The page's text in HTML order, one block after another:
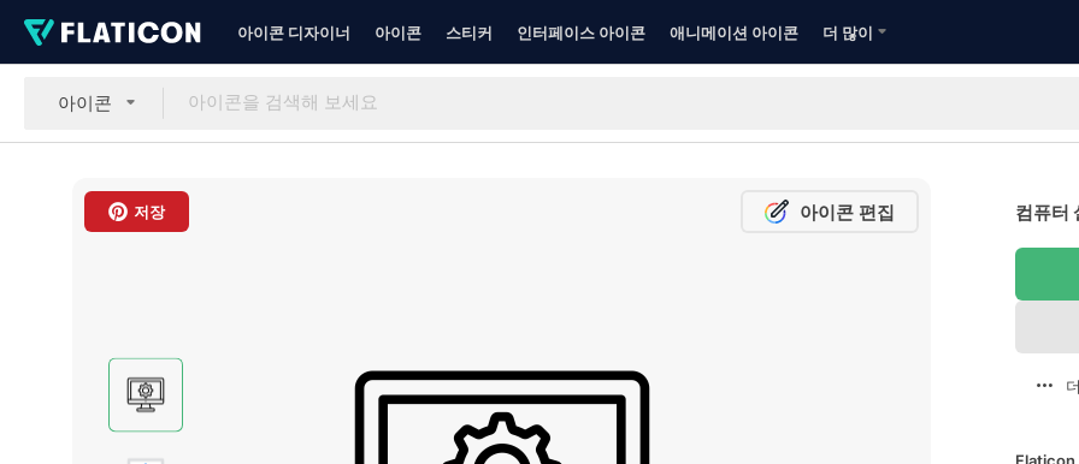
아이콘 디자이너 아이콘 스티커 인터페이스 아이콘 애니메이션 아이콘 더 많이
아이콘
저장 아이콘 편집 컴퓨터